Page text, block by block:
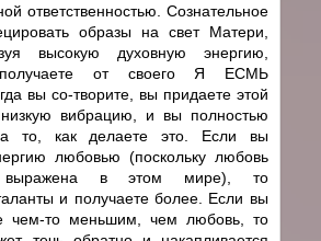
ответственностью. Сознательное
образы на свет Матери,
высокую духовную энергию,
от своего Я ЕСМЬ
вы со-творите, вы придаете этой
вибрацию, и вы полностью
то, как делаете это. Если вы
любовью (поскольку любовь
в этом мире), то
и получаете более. Если вы
чем-то меньшим, чем любовь, то